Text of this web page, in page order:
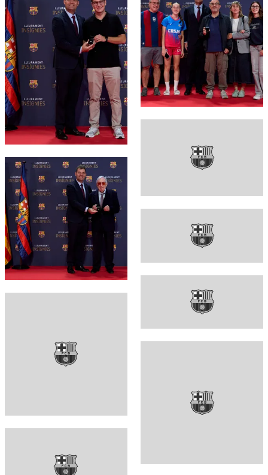
FC Barcelona club badge